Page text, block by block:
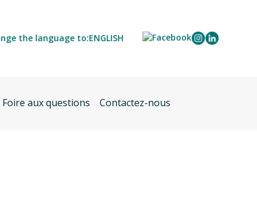
the language to:ENGLISH
Foire aux questions Contactez-nous